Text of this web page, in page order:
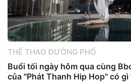
THỂ THAO ĐƯỜNG PHỐ
Buổi tối ngày hôm qua cùng
của "Phát Thanh Hip Hop" có gì